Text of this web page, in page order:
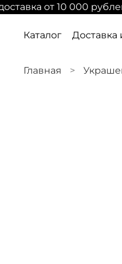
от 10 000
Каталог Доставка
Главная